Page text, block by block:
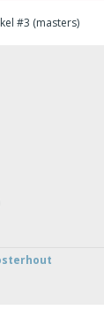
#3 (masters)